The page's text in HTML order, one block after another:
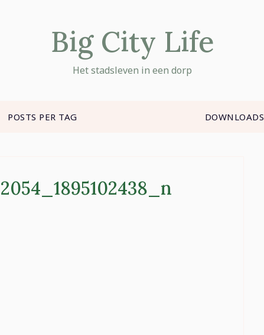
Big City Life
Het stadsleven in een dorp
POSTS PER TAG DOWNLOADS